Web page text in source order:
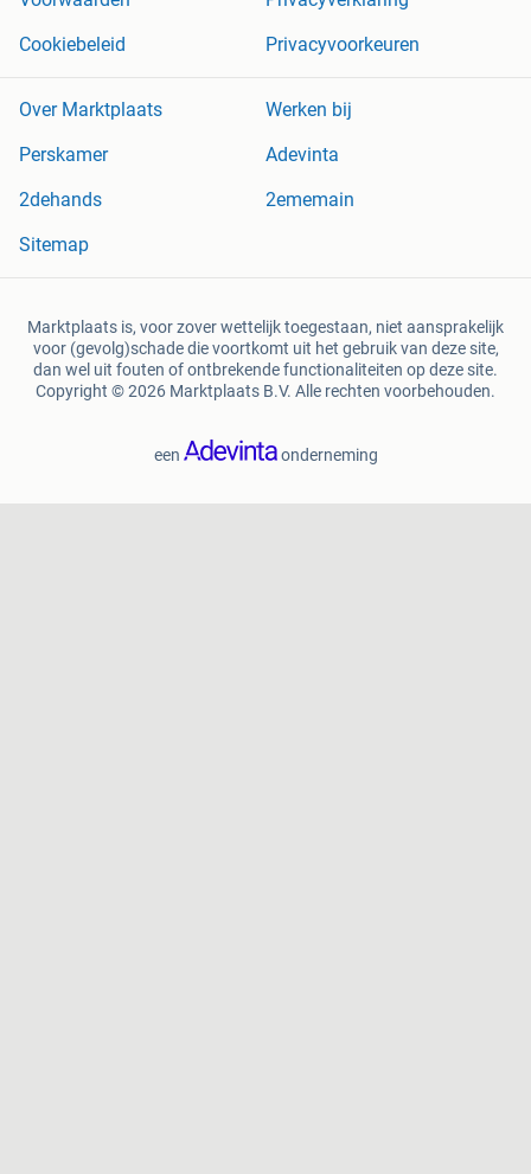
Cookiebeleid
Privacyvoorkeuren
Over Marktplaats
Werken bij
Perskamer
Adevinta
2dehands
2ememain
Sitemap
Marktplaats is, voor zover wettelijk toegestaan, niet aansprakelijk
voor (gevolg)schade die voortkomt uit het gebruik van deze site,
dan wel uit fouten of ontbrekende functionaliteiten op deze site.
Copyright © 2026 Marktplaats B.V. Alle rechten voorbehouden.
een onderneming